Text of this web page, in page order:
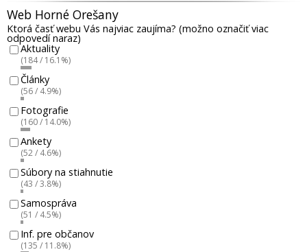
Web Horné Orešany
Ktorá časť webu Vás najviac zaujíma? (možno označiť viac
odpovedí naraz)
Aktuality
(184 / 16.1%)
Články
(56 / 4.9%)
Fotografie
(160 / 14.0%)
Ankety
(52 / 4.6%)
Súbory na stiahnutie
(43 / 3.8%)
Samospráva
(51 / 4.5%)
Inf. pre občanov
(135 / 11.8%)